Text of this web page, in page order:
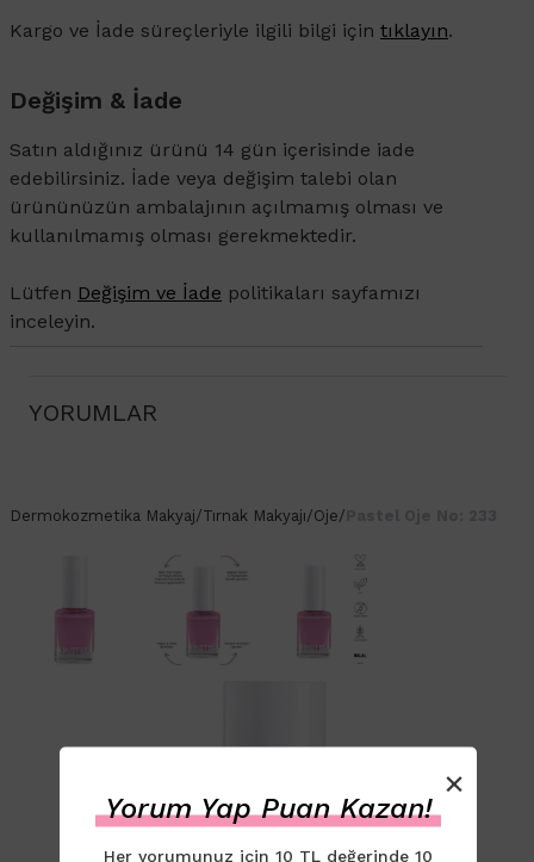
Kargo ve İade süreçleriyle ilgili bilgi için tıklayın.
Değişim & İade
Satın aldığınız ürünü 14 gün içerisinde iade
edebilirsiniz. İade veya değişim talebi olan
ürününüzün ambalajının açılmamış olması ve
kullanılmamış olması gerekmektedir.
Lütfen Değişim ve İade politikaları sayfamızı
inceleyin.
YORUMLAR
×
Yorum Yap Puan Kazan!
Her yorumunuz için 10 TL değerinde 10
Dermokozmetika Makyaj/Tırnak Makyajı/Oje/